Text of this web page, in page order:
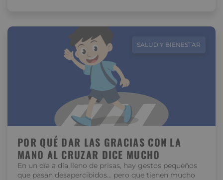
SALUD Y BIENESTAR
POR QUÉ DAR LAS GRACIAS CON LA
MANO AL CRUZAR DICE MUCHO
En un día a día lleno de prisas, hay gestos pequeños
que pasan desapercibidos… pero que tienen mucho